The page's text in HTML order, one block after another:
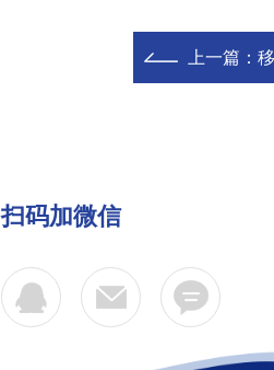
上一篇：
扫码加微信